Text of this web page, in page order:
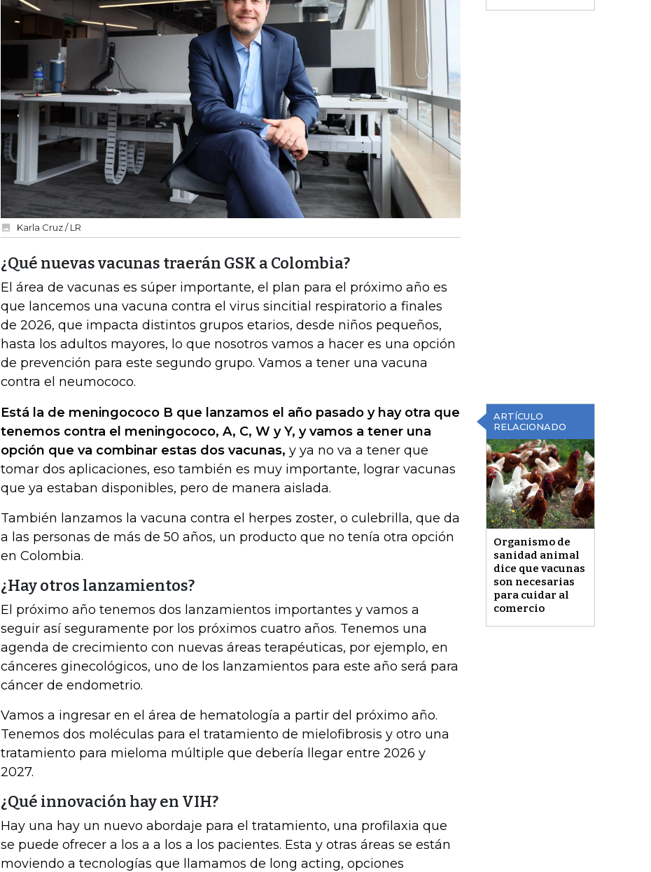
Karla Cruz / LR
¿Qué nuevas vacunas traerán GSK a Colombia?
El área de vacunas es súper importante, el plan para el próximo año es
que lancemos una vacuna contra el virus sincitial respiratorio a finales
de 2026, que impacta distintos grupos etarios, desde niños pequeños,
hasta los adultos mayores, lo que nosotros vamos a hacer es una opción
de prevención para este segundo grupo. Vamos a tener una vacuna
contra el neumococo.
ARTÍCULO
RELACIONADO
Organismo de
sanidad animal
dice que vacunas
son necesarias
para cuidar al
comercio
Está la de meningococo B que lanzamos el año pasado y hay otra que
tenemos contra el meningococo, A, C, W y Y, y vamos a tener una
opción que va combinar estas dos vacunas, y ya no va a tener que
tomar dos aplicaciones, eso también es muy importante, lograr vacunas
que ya estaban disponibles, pero de manera aislada.
También lanzamos la vacuna contra el herpes zoster, o culebrilla, que da
a las personas de más de 50 años, un producto que no tenía otra opción
en Colombia.
¿Hay otros lanzamientos?
El próximo año tenemos dos lanzamientos importantes y vamos a
seguir así seguramente por los próximos cuatro años. Tenemos una
agenda de crecimiento con nuevas áreas terapéuticas, por ejemplo, en
cánceres ginecológicos, uno de los lanzamientos para este año será para
cáncer de endometrio.
Vamos a ingresar en el área de hematología a partir del próximo año.
Tenemos dos moléculas para el tratamiento de mielofibrosis y otro una
tratamiento para mieloma múltiple que debería llegar entre 2026 y
2027.
¿Qué innovación hay en VIH?
Hay una hay un nuevo abordaje para el tratamiento, una profilaxia que
se puede ofrecer a los a a los a los pacientes. Esta y otras áreas se están
moviendo a tecnologías que llamamos de long acting, opciones